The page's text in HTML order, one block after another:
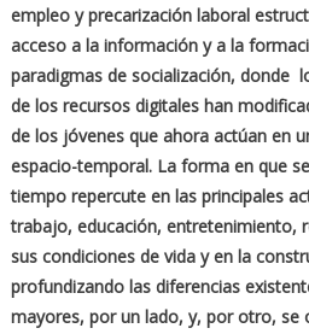
empleo y precarización laboral
acceso a la información y a la
paradigmas de socialización, donde
de los recursos digitales han
de los jóvenes que ahora actúan en
espacio-temporal. La forma en que
tiempo repercute en las principales
trabajo, educación, entretenimiento,
sus condiciones de vida y en la
profundizando las diferencias
mayores, por un lado, y, por otro, se